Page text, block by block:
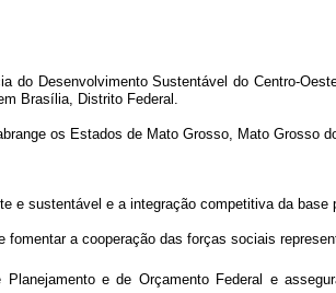
Desenvolvimento Sustentável do Centro-
Brasília, Distrito Federal.
os Estados de Mato Grosso, Mato Grosso
e sustentável e a integração competitiva da
fomentar a cooperação das forças sociais
e de Orçamento Federal e